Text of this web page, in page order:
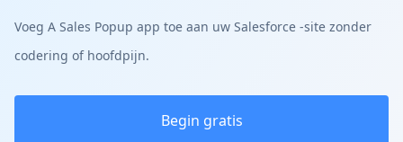
Voeg A Sales Popup app toe aan uw Salesforce -site zonder
codering of hoofdpijn.
Begin gratis